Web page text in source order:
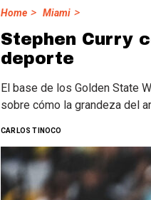
Home > Miami >
Stephen Curry
deporte
El base de los Golden State
sobre cómo la grandeza del
CARLOS TINOCO